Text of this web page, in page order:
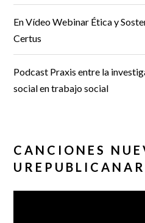
En Vídeo Webinar Ética y
Certus
Podcast Praxis entre la
social en trabajo social
CANCIONES